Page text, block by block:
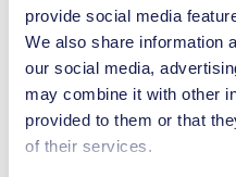
provide social media
We also share information
our social media,
may combine it with other
provided to them or that
of their services.
The Best Lawyers™ in
Details